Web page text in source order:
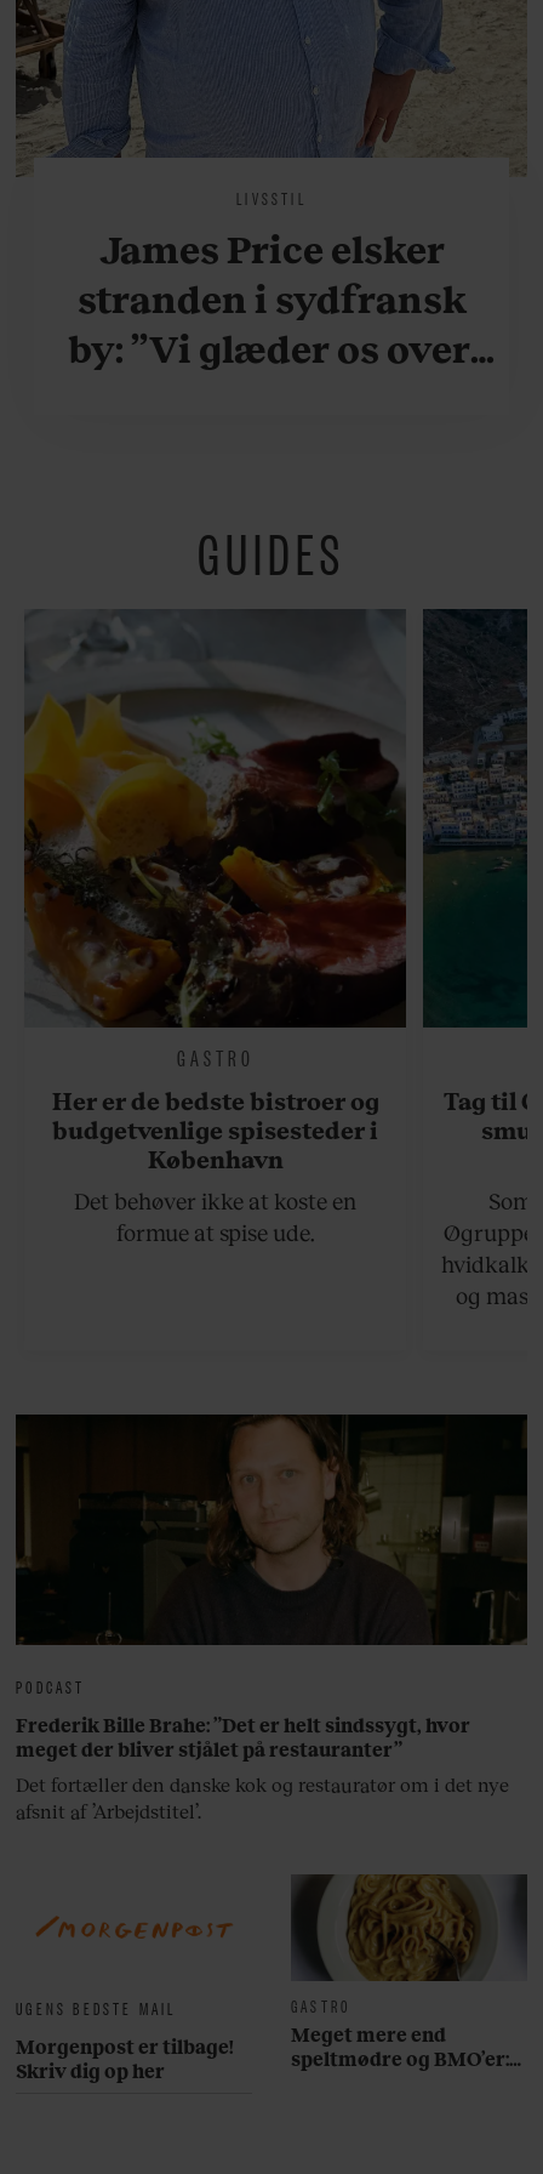
LIVSSTIL
James Price elsker
stranden i sydfransk
by: ”Vi glæder os over,
fredeligt”
GUIDES
GASTRO
Her er de bedste bistroer og
budgetvenlige spisesteder i
København
Det behøver ikke at koste en
formue at spise ude.
Tag til
og
UGENS BEDSTE MAIL
Morgenpost er tilbage!
Skriv dig op her
GASTRO
Meget mere end
speltmødre og BMO’er:
PODCAST
Frederik Bille Brahe: ”Det er helt sindssygt, hvor
meget der bliver stjålet på restauranter”
Det fortæller den danske kok og restauratør om i det nye
afsnit af ’Arbejdstitel’.